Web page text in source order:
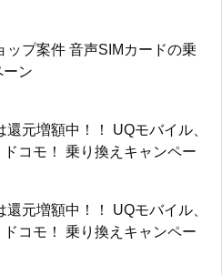
ップ案件 音声SIMカードの乗
ーン
還元増額中！！ UQモバイル、
コモ！ 乗り換えキャンペー
還元増額中！！ UQモバイル、
コモ！ 乗り換えキャンペー